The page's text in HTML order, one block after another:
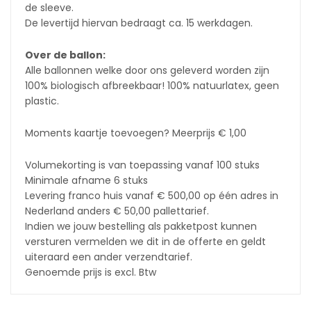
de sleeve.
De levertijd hiervan bedraagt ca. 15 werkdagen.
Over de ballon:
Alle ballonnen welke door ons geleverd worden zijn
100% biologisch afbreekbaar! 100% natuurlatex, geen
plastic.
Moments kaartje toevoegen? Meerprijs € 1,00
Volumekorting is van toepassing vanaf 100 stuks
Minimale afname 6 stuks
Levering franco huis vanaf € 500,00 op één adres in
Nederland anders € 50,00 pallettarief.
Indien we jouw bestelling als pakketpost kunnen
versturen vermelden we dit in de offerte en geldt
uiteraard een ander verzendtarief.
Genoemde prijs is excl. Btw